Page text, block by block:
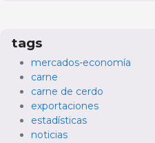
tags
mercados-economía
carne
carne de cerdo
exportaciones
estadísticas
noticias